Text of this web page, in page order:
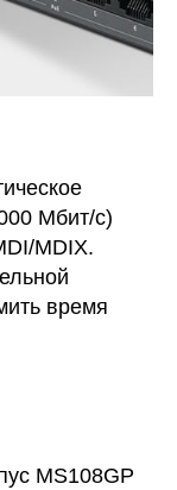
Мбит/с)
MDIX.
время
MS108GP